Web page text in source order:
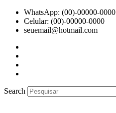
para
WhatsApp: (00)-00000-0000
Celular: (00)-00000-0000
seuemail@hotmail.com
Search